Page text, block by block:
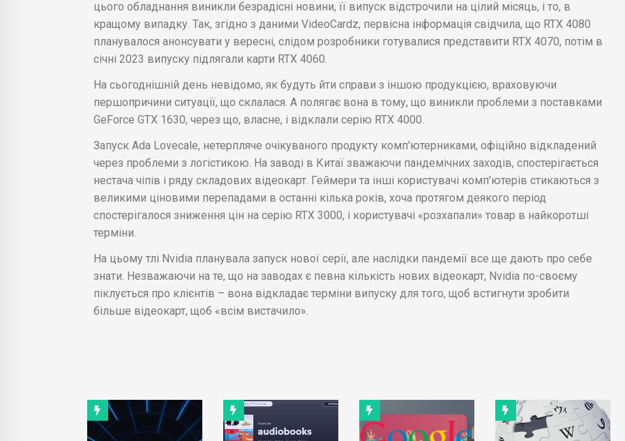
цього обладнання виникли безрадісні новини, її випуск відстрочили на цілий місяць, і то, в
кращому випадку. Так, згідно з даними VideoCardz, первісна інформація свідчила, що RTX 4080
планувалося анонсувати у вересні, слідом розробники готувалися представити RTX 4070, потім в
січні 2023 випуску підлягали карти RTX 4060.
На сьогоднішній день невідомо, як будуть йти справи з іншою продукцією, враховуючи
першопричини ситуації, що склалася. А полягає вона в тому, що виникли проблеми з поставками
GeForce GTX 1630, через що, власне, і відклали серію RTX 4000.
Запуск Ada Lovecale, нетерпляче очікуваного продукту комп'ютерниками, офіційно відкладений
через проблеми з логістикою. На заводі в Китаї зважаючи пандемічних заходів, спостерігається
нестача чіпів і ряду складових відеокарт. Геймери та інші користувачі комп'ютерів стикаються з
великими ціновими перепадами в останні кілька років, хоча протягом деякого період
спостерігалося зниження цін на серію RTX 3000, і користувачі «розхапали» товар в найкоротші
терміни.
На цьому тлі Nvidia планувала запуск нової серії, але наслідки пандемії все ще дають про себе
знати. Незважаючи на те, що на заводах є певна кількість нових відеокарт, Nvidia по-своєму
піклується про клієнтів – вона відкладає терміни випуску для того, щоб встигнути зробити
більше відеокарт, щоб «всім вистачило».